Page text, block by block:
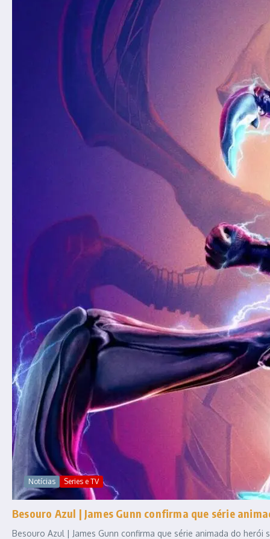
Notícias Series e TV
Besouro Azul | James Gunn confirma que série
Besouro Azul | James Gunn confirma que série animada do